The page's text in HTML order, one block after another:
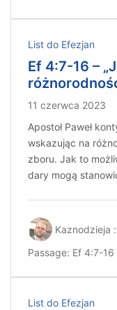
List do Efezjan
Ef 4:7-16 –
11 czerwca 2023
Apostoł Paweł
wskazując na
zboru. Jak to
dary mogą
Kaznodzieja :
Passage: Ef 4:7-16
List do Efezjan